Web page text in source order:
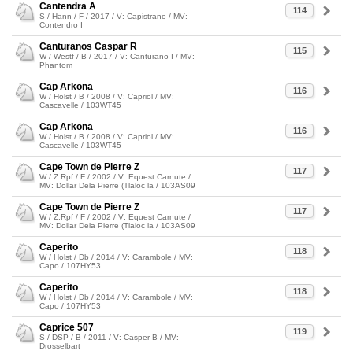
114
Cantendra A
S / Hann / F / 2017 / V: Capistrano / MV:
Contendro I
115
Canturanos Caspar R
W / Westf / B / 2017 / V: Canturano I / MV:
Phantom
116
Cap Arkona
W / Holst / B / 2008 / V: Capriol / MV:
Cascavelle / 103WT45
116
Cap Arkona
W / Holst / B / 2008 / V: Capriol / MV:
Cascavelle / 103WT45
117
Cape Town de Pierre Z
W / Z.Rpf / F / 2002 / V: Equest Carnute /
MV: Dollar Dela Pierre (Tlaloc la / 103AS09
117
Cape Town de Pierre Z
W / Z.Rpf / F / 2002 / V: Equest Carnute /
MV: Dollar Dela Pierre (Tlaloc la / 103AS09
118
Caperito
W / Holst / Db / 2014 / V: Carambole / MV:
Capo / 107HY53
118
Caperito
W / Holst / Db / 2014 / V: Carambole / MV:
Capo / 107HY53
119
Caprice 507
S / DSP / B / 2011 / V: Casper B / MV:
Drosselbart